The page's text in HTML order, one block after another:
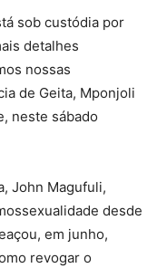
sob custódia por
detalhes
nossas
de Geita, Mponjoli
neste sábado
John Magufuli,
desde
em junho,
revogar o